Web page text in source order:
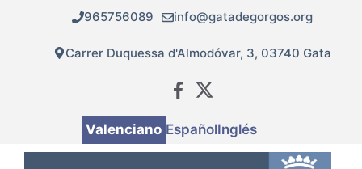
contingut
965756089 info@gatadegorgos.org
Carrer Duquessa d'Almodóvar, 3, 03740 Gata
Valenciano EspañolInglés